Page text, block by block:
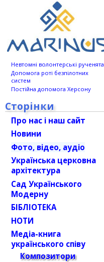
Невтомні волонтерські рученята
Допомога роті безпілотних
систем
Постійна допомога Херсону
Сторінки
Про нас і наш сайт
Новини
Фото, відео, аудіо
Українська церковна
архітектура
Сад Українського
Модерну
БІБЛІОТЕКА
НОТИ
Медіа-книга
українського співу
Композитори